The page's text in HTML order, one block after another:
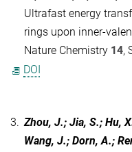
Ultrafast energy
rings upon inner-
Nature Chemistry 14,
DOI
3. Zhou, J.; Jia, S.; Hu,
Wang, J.; Dorn, A.;